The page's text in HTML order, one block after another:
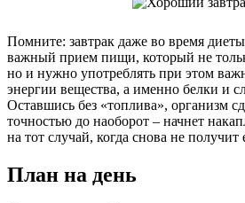
Помните: завтрак даже во время диеты
важный прием пищи, который не
но и нужно употреблять при этом
энергии вещества, а именно белки и
Оставшись без «топлива», организм
точностью до наоборот – начнет
на тот случай, когда снова не получит
План на день